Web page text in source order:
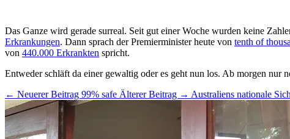
Das Ganze wird gerade surreal. Seit gut einer Woche wurden keine
Erkrankungen. Dann sprach der Premierminister heute von tenth of
von 440.000 Erkrankten spricht.
Entweder schläft da einer gewaltig oder es geht nun los. Ab morgen nur
← Neuerer Beitrag 99% safe Älterer Beitrag → Australiens nationale